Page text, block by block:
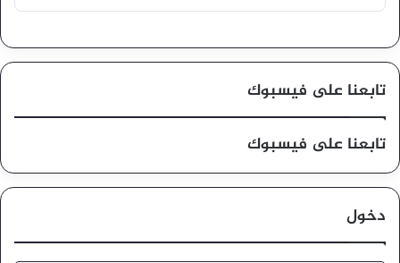
تابعنا على فيسبوك
تابعنا على فيسبوك
دخول